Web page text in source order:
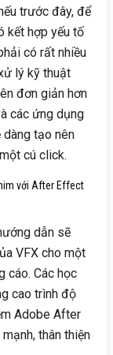
trước đây, để
kết hợp yếu tố
có rất nhiều
lý kỹ thuật
đơn giản hơn
các ứng dụng
dàng tạo nên
cú click.
với After Effect
dẫn sẽ
VFX cho một
cáo. Các học
cao trình độ
Adobe After
thân thiện